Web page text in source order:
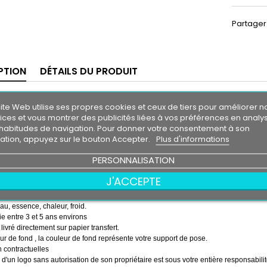
Partager
DÉTAILS DU PRODUIT
soleil Toyota SUPRA
cm
soleil couleur au choix
SUPRAcouleur au choix
( pose de la bande, puis pose du logo sur la bande )
très résistant
essence, chaleur, froid.
entre 3 et 5 ans environs
livré directement sur papier transfert.
de fond , la couleur de fond représente votre support de pose.
contractuelles
d'un logo sans autorisation de son propriétaire est sous votre entière
Web utilise ses propres cookies et ceux de tiers pour améliorer
et vous montrer des publicités liées à vos préférences en
de navigation. Pour donner votre consentement à son
appuyez sur le bouton Accepter. Plus d'informations
PERSONNALISATION
J'ACCEPTE